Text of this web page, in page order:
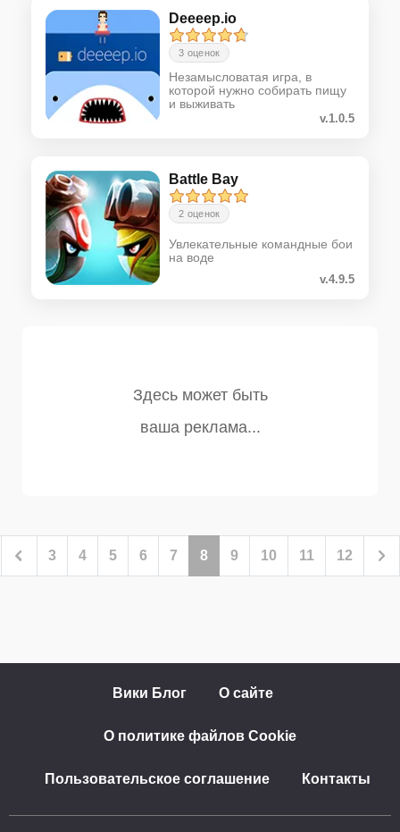
Deeeep.io
3 оценок
Незамысловатая игра, в
которой нужно собирать пищу
и выживать
v.1.0.5
Battle Bay
2 оценок
Увлекательные командные бои
на воде
v.4.9.5
3 4 5 6 7 8 9 10 11 12
Вики Блог О сайте
О политике файлов Cookie
Пользовательское соглашение Контакты